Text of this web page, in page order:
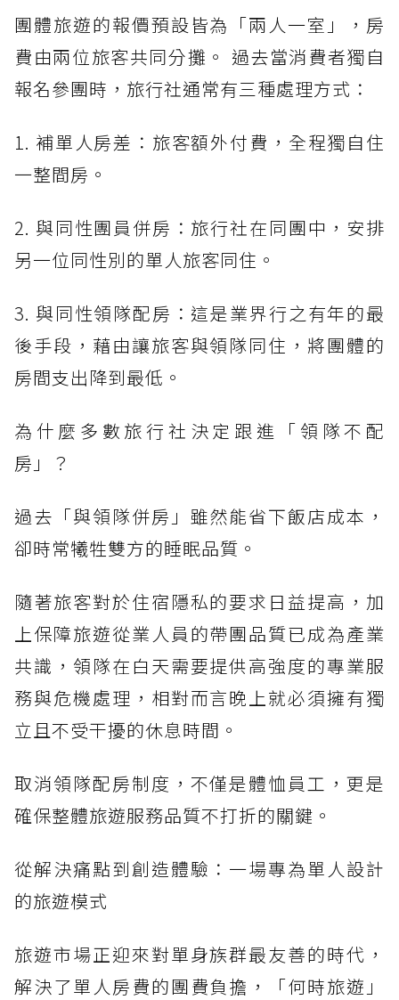
團體旅遊的報價預設皆為「兩人一室」，房
費由兩位旅客共同分攤。 過去當消費者獨自
報名參團時，旅行社通常有三種處理方式：
1. 補單人房差：旅客額外付費，全程獨自住
一整間房。
2. 與同性團員併房：旅行社在同團中，安排
另一位同性別的單人旅客同住。
3. 與同性領隊配房：這是業界行之有年的最
後手段，藉由讓旅客與領隊同住，將團體的
房間支出降到最低。
為什麼多數旅行社決定跟進「領隊不配
房」？
過去「與領隊併房」雖然能省下飯店成本，
卻時常犧牲雙方的睡眠品質。
隨著旅客對於住宿隱私的要求日益提高，加
上保障旅遊從業人員的帶團品質已成為產業
共識，領隊在白天需要提供高強度的專業服
務與危機處理，相對而言晚上就必須擁有獨
立且不受干擾的休息時間。
取消領隊配房制度，不僅是體恤員工，更是
確保整體旅遊服務品質不打折的關鍵。
從解決痛點到創造體驗：一場專為單人設計
的旅遊模式
旅遊市場正迎來對單身族群最友善的時代，
解決了單人房費的團費負擔，「何時旅遊」